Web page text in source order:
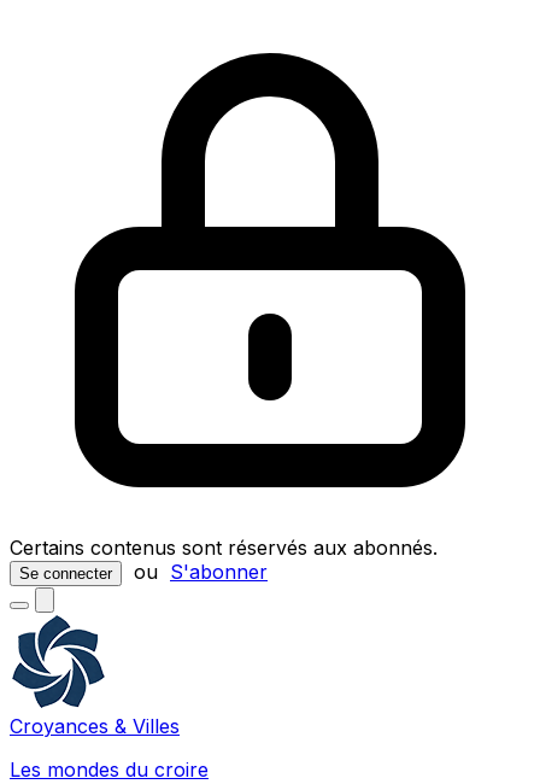
Certains contenus sont réservés aux abonnés.
Se connecter ou S'abonner
Croyances & Villes
Les mondes du croire